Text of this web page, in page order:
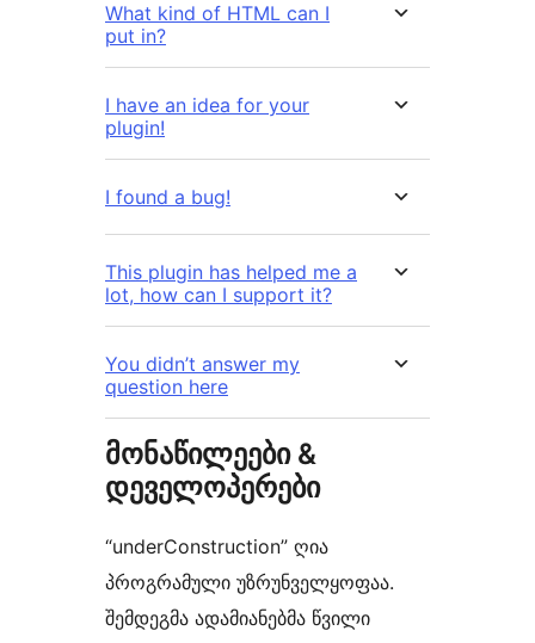
What kind of HTML can I
put in?
I have an idea for your
plugin!
I found a bug!
This plugin has helped me a
lot, how can I support it?
You didn’t answer my
question here
მონაწილეები &
დეველოპერები
“underConstruction” ღია
პროგრამული უზრუნველყოფაა.
შემდეგმა ადამიანებმა წვილი